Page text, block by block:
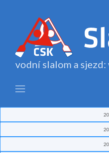
vodní slalom a sjezd: